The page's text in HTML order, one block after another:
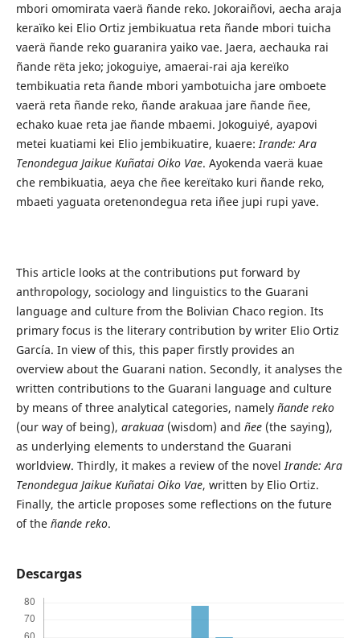
mbori omomirata vaerä ñande reko. Jokoraiñovi, aecha araja
keraïko kei Elio Ortiz jembikuatua reta ñande mbori tuicha
vaerä ñande reko guaranira yaiko vae. Jaera, aechauka rai
ñande rëta jeko; jokoguiye, amaerai-rai aja kereïko
tembikuatia reta ñande mbori yambotuicha jare omboete
vaerä reta ñande reko, ñande arakuaa jare ñande ñee,
echako kuae reta jae ñande mbaemi. Jokoguiyé, ayapovi
metei kuatiami kei Elio jembikuatire, kuaere:Irande: Ara
Tenondegua Jaikue Kuñatai Oiko Vae. Ayokenda vaerä kuae
che rembikuatia, aeya che ñee kereïtako kuri ñande reko,
mbaeti yaguata oretenondegua reta iñee jupi rupi yave.
This article looks at the contributions put forward by
anthropology, sociology and linguistics to the Guarani
language and culture from the Bolivian Chaco region. Its
primary focus is the literary contribution by writer Elio Ortiz
García. In view of this, this paper firstly provides an
overview about the Guarani nation. Secondly, it analyses the
written contributions to the Guarani language and culture
by means of three analytical categories, namely ñande reko
(our way of being), arakuaa(wisdom) and ñee(the saying),
as underlying elements to understand the Guarani
worldview. Thirdly, it makes a review of the novelIrande: Ara
Tenondegua Jaikue Kuñatai Oiko Vae, written by Elio Ortiz.
Finally, the article proposes some reflections on the future
of the ñande reko.
Descargas